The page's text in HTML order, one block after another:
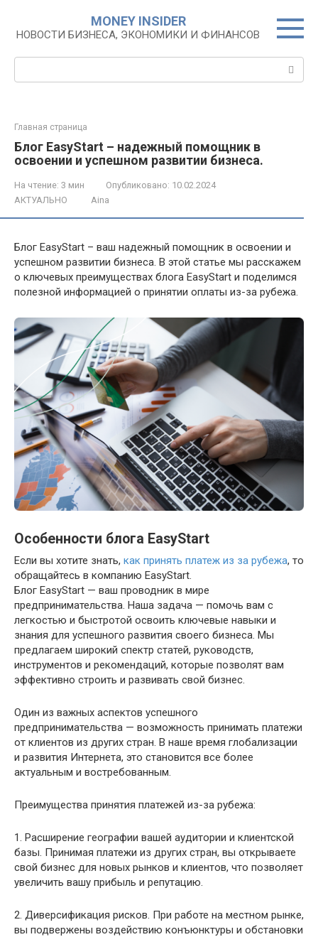
контенту
MONEY INSIDER
НОВОСТИ БИЗНЕСА, ЭКОНОМИКИ И ФИНАНСОВ
Главная страница
Блог EasyStart – надежный помощник в
освоении и успешном развитии бизнеса.
На чтение: 3 мин Опубликовано: 10.02.2024
АКТУАЛЬНО
Aina
Блог EasyStart – ваш надежный помощник в освоении и
успешном развитии бизнеса. В этой статье мы расскажем
о ключевых преимуществах блога EasyStart и поделимся
полезной информацией о принятии оплаты из-за рубежа.
Особенности блога EasyStart
Если вы хотите знать, как принять платеж из за рубежа, то
обращайтесь в компанию EasyStart.
Блог EasyStart — ваш проводник в мире
предпринимательства. Наша задача — помочь вам с
легкостью и быстротой освоить ключевые навыки и
знания для успешного развития своего бизнеса. Мы
предлагаем широкий спектр статей, руководств,
инструментов и рекомендаций, которые позволят вам
эффективно строить и развивать свой бизнес.
Один из важных аспектов успешного
предпринимательства — возможность принимать платежи
от клиентов из других стран. В наше время глобализации
и развития Интернета, это становится все более
актуальным и востребованным.
Преимущества принятия платежей из-за рубежа:
1. Расширение географии вашей аудитории и клиентской
базы. Принимая платежи из других стран, вы открываете
свой бизнес для новых рынков и клиентов, что позволяет
увеличить вашу прибыль и репутацию.
2. Диверсификация рисков. При работе на местном рынке,
вы подвержены воздействию конъюнктуры и обстановки